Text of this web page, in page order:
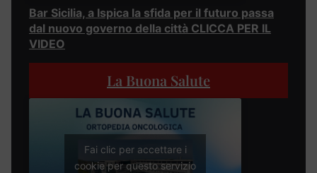
Bar Sicilia, a Ispica la sfida per il futuro passa
dal nuovo governo della città CLICCA PER IL
VIDEO
La Buona Salute
Fai clic per accettare i
cookie per questo servizio